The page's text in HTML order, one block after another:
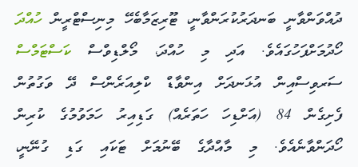
ދުއްވަންވާނީ ބަނދަރުކުރަންވާނީ، ޓޫރިޒަމާބެހޭ މިނިސްޓްރީންހުއްދަ
ހޯދުމަށްފަހުގައެވެ. އަދި މި ހުއްދަ، މޯލްޑިވްސް ކަސްޓަމްސް
ސަރވިސްއިން އުޅަނދަށް އިންވާޑް ކްލިއަރެންސް ދޭ ވަގުތުން
ފެށިގެން 84 (އަށްޑިހަ ހަތަރެއް) ގަޑިއިރު ހަމަވުމުގެ ކުރިން
ހޯދަންވާނެއެވެ. މި މާއްދާގެ ބޭނުމަށް ޓަކައި ގަޑި ގުނޭނީ،